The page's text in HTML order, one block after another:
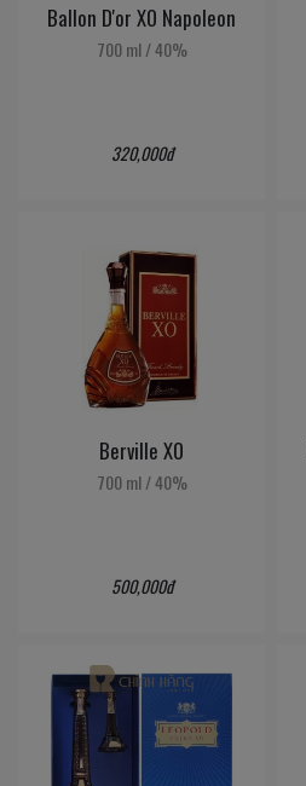
Ballon D'or XO Napoleon
700 ml /40%
320,000đ
Berville XO
700 ml /40%
500,000đ